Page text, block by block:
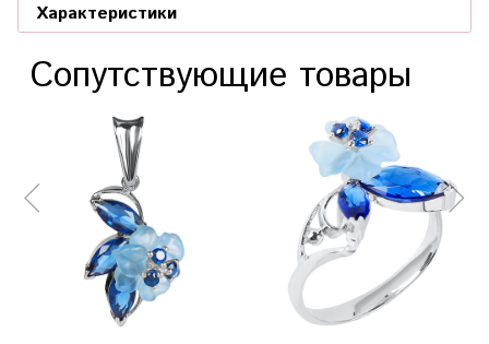
Характеристики
Сопутствующие товары